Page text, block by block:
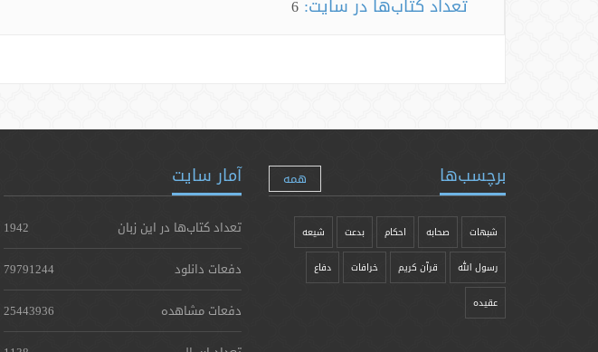
6
برچسب‌ها همه
شبهات صحابه احکام بدعت شیعه
رسول الله قرآن کریم خرافات دفاع
عقیده
آمار سایت
تعداد کتاب‌ها در این زبان
1942
دفعات دانلود
79791244
دفعات مشاهده
25443936